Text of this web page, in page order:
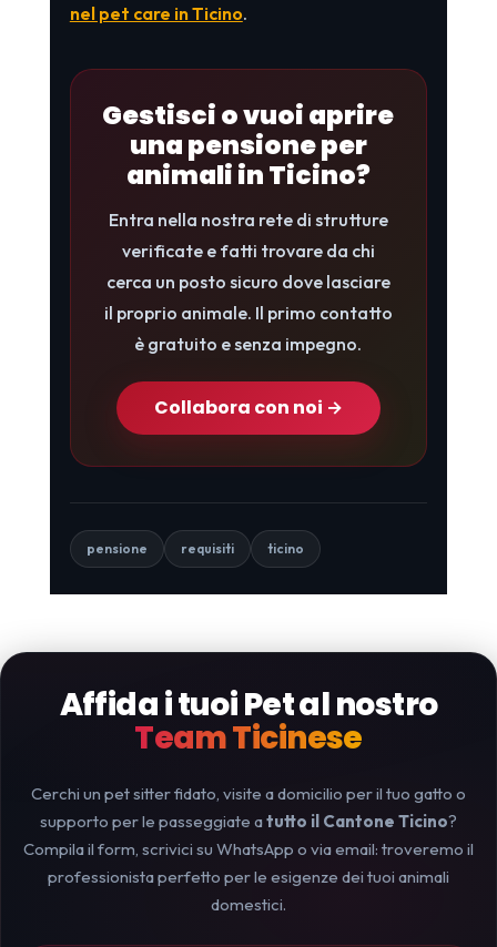
nel pet care in Ticino.
Gestisci o vuoi aprire
una pensione per
animali in Ticino?
Entra nella nostra rete di strutture
verificate e fatti trovare da chi
cerca un posto sicuro dove lasciare
il proprio animale. Il primo contatto
è gratuito e senza impegno.
Collabora con noi →
pensione requisiti ticino
Affida i tuoi Pet al nostro
Team Ticinese
Cerchi un pet sitter fidato, visite a domicilio per il tuo gatto o
supporto per le passeggiate atutto il Cantone Ticino?
Compila il form, scrivici su WhatsApp o via email: troveremo il
professionista perfetto per le esigenze dei tuoi animali
domestici.